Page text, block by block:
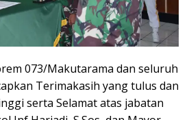
073/Makutarama dan seluruh
Terimakasih yang tulus dan
serta Selamat atas jabatan